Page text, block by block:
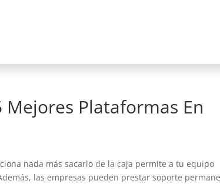
Mejores Plataformas En
nada más sacarlo de la caja permite a tu equipo
las empresas pueden prestar soporte